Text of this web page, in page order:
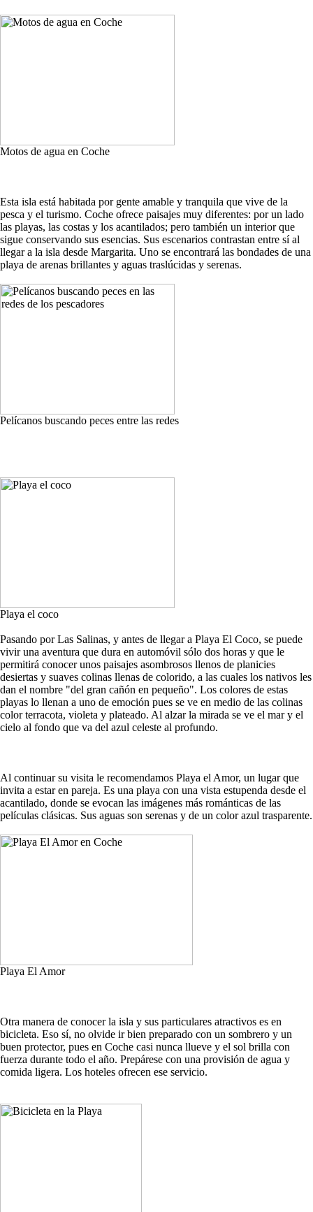
Motos de agua en Coche
Esta isla está habitada por gente amable y tranquila que vive de la
pesca y el turismo. Coche ofrece paisajes muy diferentes: por un lado
las playas, las costas y los acantilados; pero también un interior que
sigue conservando sus esencias. Sus escenarios contrastan entre sí al
llegar a la isla desde Margarita. Uno se encontrará las bondades de una
playa de arenas brillantes y aguas traslúcidas y serenas.
Pelícanos buscando peces entre las redes
Playa el coco
Pasando por Las Salinas, y antes de llegar a Playa El Coco, se puede
vivir una aventura que dura en automóvil sólo dos horas y que le
permitirá conocer unos paisajes asombrosos llenos de planicies
desiertas y suaves colinas llenas de colorido, a las cuales los nativos les
dan el nombre "del gran cañón en pequeño". Los colores de estas
playas lo llenan a uno de emoción pues se ve en medio de las colinas
color terracota, violeta y plateado. Al alzar la mirada se ve el mar y el
cielo al fondo que va del azul celeste al profundo.
Al continuar su visita le recomendamos Playa el Amor, un lugar que
invita a estar en pareja. Es una playa con una vista estupenda desde el
acantilado, donde se evocan las imágenes más románticas de las
películas clásicas. Sus aguas son serenas y de un color azul trasparente.
Playa El Amor
Otra manera de conocer la isla y sus particulares atractivos es en
bicicleta. Eso sí, no olvide ir bien preparado con un sombrero y un
buen protector, pues en Coche casi nunca llueve y el sol brilla con
fuerza durante todo el año. Prepárese con una provisión de agua y
comida ligera. Los hoteles ofrecen ese servicio.